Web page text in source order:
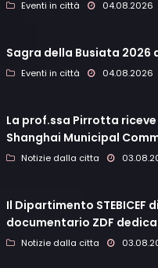
Eventi in città 04.08.2026
Sagra della Busiata 2026
Eventi in città 04.08.2026
La prof.ssa Pirrotta
Shanghai Municipal
Notizie dalla citta
Il Dipartimento STEBICEF
documentario ZDF
Notizie dalla citta